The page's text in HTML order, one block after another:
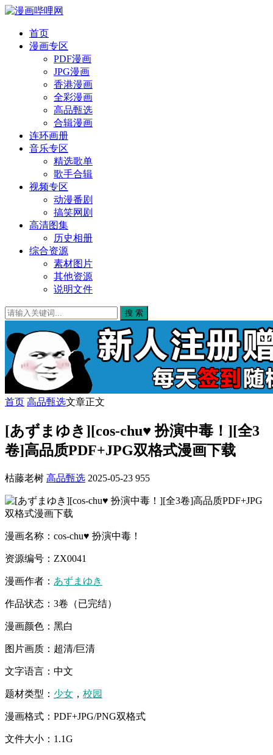
首页
漫画专区
PDF漫画
JPG漫画
香港漫画
全彩漫画
高品甄选
合辑漫画
连环画册
音乐专区
精选歌单
歌手合辑
视频专区
动漫番剧
搞笑网剧
高清图集
历史相册
综合资源
素材图片
其他资源
说明文件
搜 索
首页 高品甄选文章正文
[あずまゆき][cos-chu♥ 扮演中毒！][全3
卷]高品质PDF+JPG双格式漫画下载
枯藤老树 高品甄选 2025-05-23 955
漫画名称：cos-chu♥ 扮演中毒！
资源编号：ZX0041
漫画作者： あずまゆき
作品状态：3卷（已完结）
漫画颜色：黑白
图片画质：超清/巨清
文字语言：中文
题材类型： 少女 ， 校园
漫画格式：PDF+JPG/PNG双格式
文件大小：1.1G